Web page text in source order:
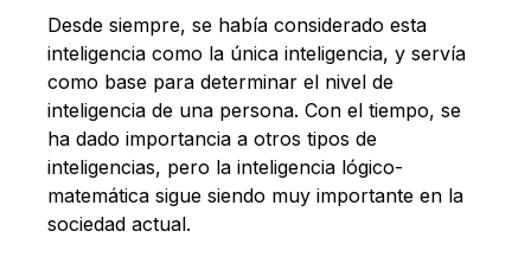
Desde siempre, se había considerado esta
inteligencia como la única inteligencia, y servía
como base para determinar el nivel de
inteligencia de una persona. Con el tiempo, se
ha dado importancia a otros tipos de
inteligencias, pero la inteligencia lógico-
matemática sigue siendo muy importante en la
sociedad actual.